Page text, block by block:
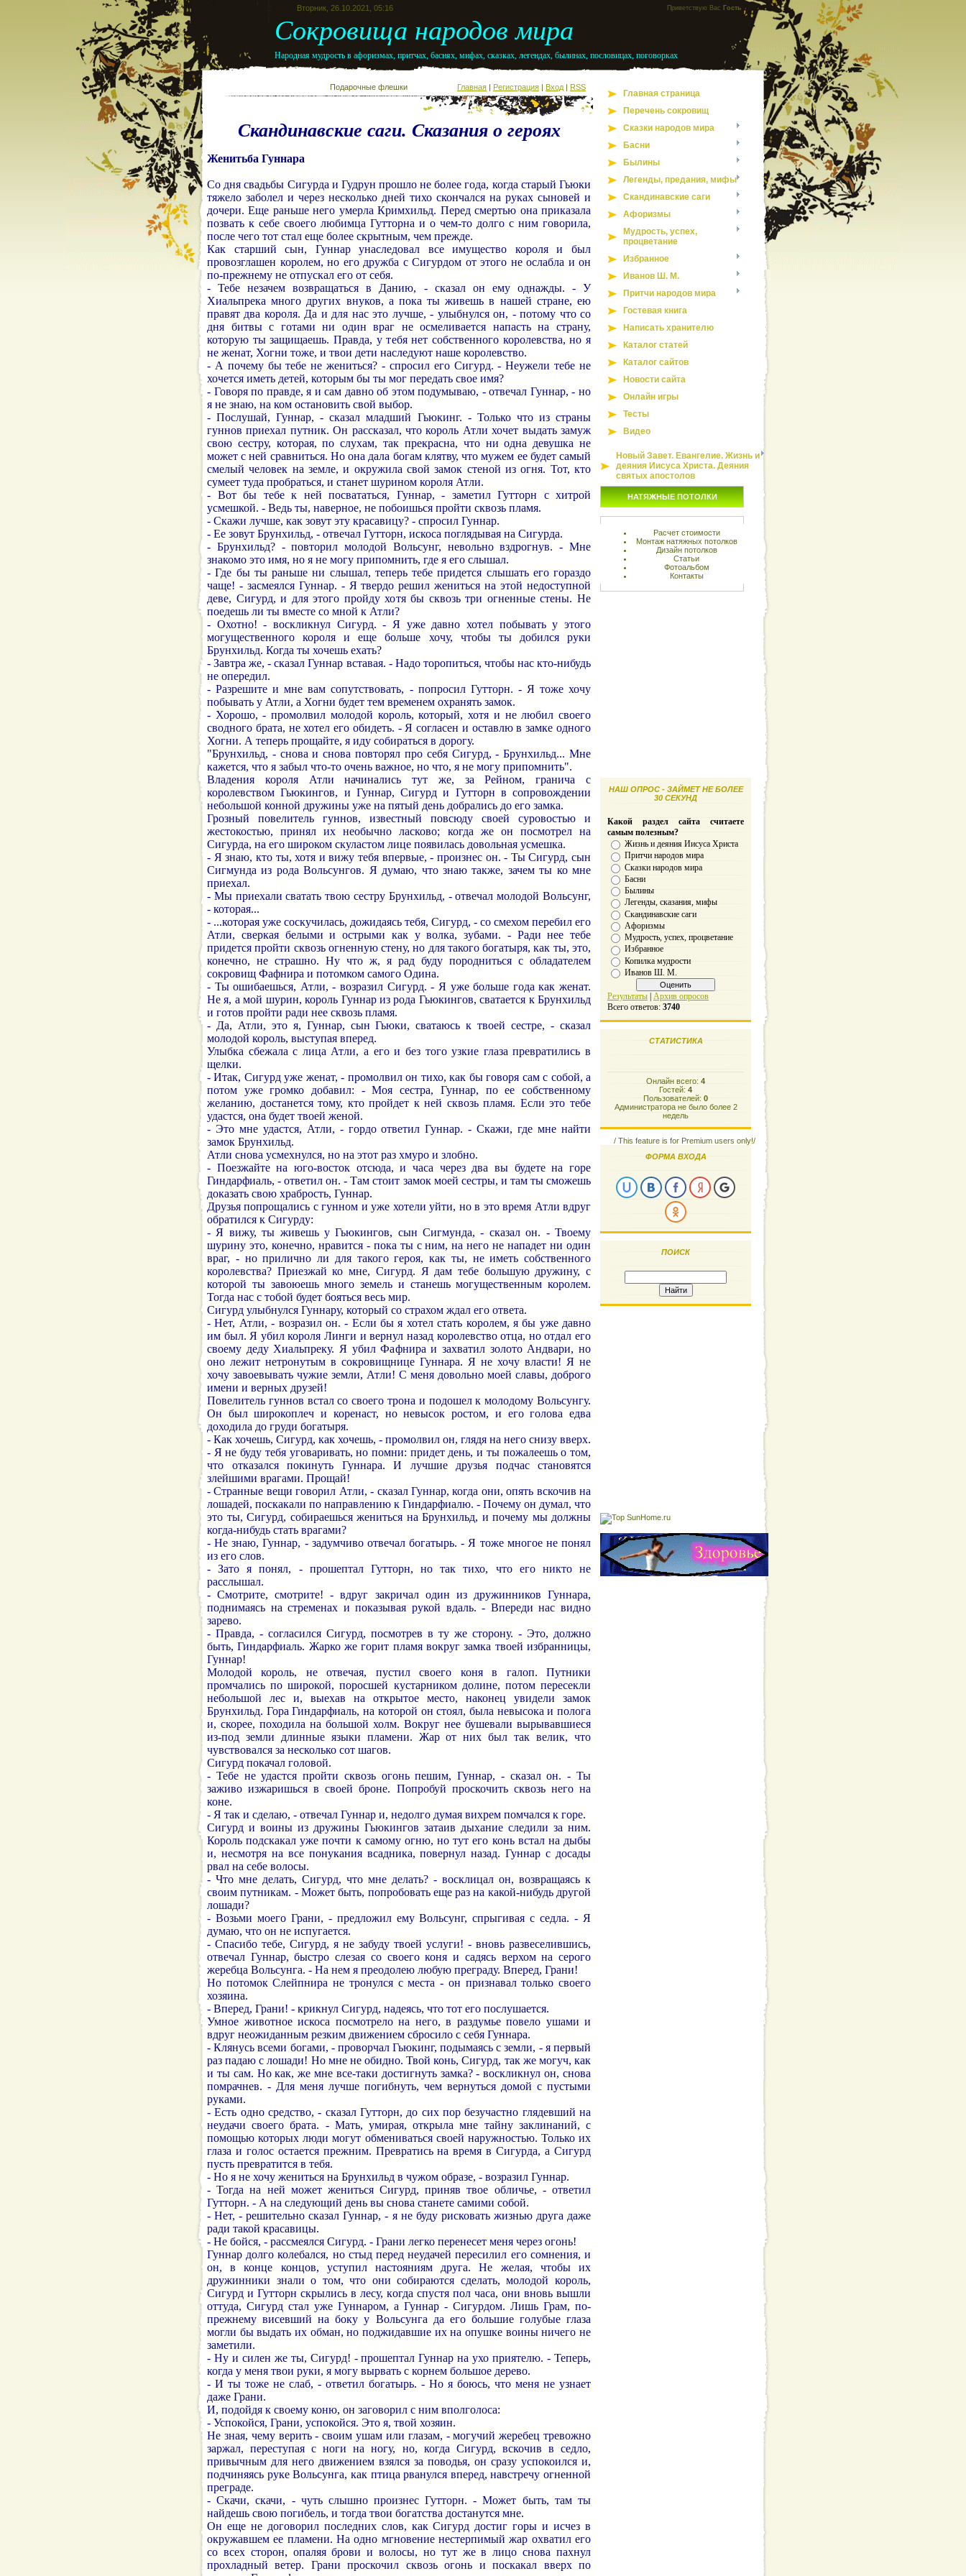
Вторник, 26.10.2021, 05:16 Приветствую Вас Гость
Сокровища народов мира
Народная мудрость в афоризмах, притчах, баснях, мифах, сказках, легендах, былинах, пословицах, поговорках
Подарочные флешки Главная | Регистрация | Вход | RSS
Скандинавские саги. Сказания о героях
Женитьба Гуннара
Со дня свадьбы Сигурда и Гудрун прошло не более года, когда старый Гьюки
тяжело заболел и через несколько дней тихо скончался на руках сыновей и
дочери. Еще раньше него умерла Кримхильд. Перед смертью она приказала
позвать к себе своего любимца Гутторна и о чем-то долго с ним говорила,
после чего тот стал еще более скрытным, чем прежде.
Как старший сын, Гуннар унаследовал все имущество короля и был
провозглашен королем, но его дружба с Сигурдом от этого не ослабла и он
по-прежнему не отпускал его от себя.
- Тебе незачем возвращаться в Данию, - сказал он ему однажды. - У
Хиальпрека много других внуков, а пока ты живешь в нашей стране, ею
правят два короля. Да и для нас это лучше, - улыбнулся он, - потому что со
дня битвы с готами ни один враг не осмеливается напасть на страну,
которую ты защищаешь. Правда, у тебя нет собственного королевства, но я
не женат, Хогни тоже, и твои дети наследуют наше королевство.
- А почему бы тебе не жениться? - спросил его Сигурд. - Неужели тебе не
хочется иметь детей, которым бы ты мог передать свое имя?
- Говоря по правде, я и сам давно об этом подумываю, - отвечал Гуннар, - но
я не знаю, на ком остановить свой выбор.
- Послушай, Гуннар, - сказал младший Гьюкинг. - Только что из страны
гуннов приехал путник. Он рассказал, что король Атли хочет выдать замуж
свою сестру, которая, по слухам, так прекрасна, что ни одна девушка не
может с ней сравниться. Но она дала богам клятву, что мужем ее будет самый
смелый человек на земле, и окружила свой замок стеной из огня. Тот, кто
сумеет туда пробраться, и станет шурином короля Атли.
- Вот бы тебе к ней посвататься, Гуннар, - заметил Гутторн с хитрой
усмешкой. - Ведь ты, наверное, не побоишься пройти сквозь пламя.
- Скажи лучше, как зовут эту красавицу? - спросил Гуннар.
- Ее зовут Брунхильд, - отвечал Гутторн, искоса поглядывая на Сигурда.
- Брунхильд? - повторил молодой Вольсунг, невольно вздрогнув. - Мне
знакомо это имя, но я не могу припомнить, где я его слышал.
- Где бы ты раньше ни слышал, теперь тебе придется слышать его гораздо
чаще! - засмеялся Гуннар. - Я твердо решил жениться на этой недоступной
деве, Сигурд, и для этого пройду хотя бы сквозь три огненные стены. Не
поедешь ли ты вместе со мной к Атли?
- Охотно! - воскликнул Сигурд. - Я уже давно хотел побывать у этого
могущественного короля и еще больше хочу, чтобы ты добился руки
Брунхильд. Когда ты хочешь ехать?
- Завтра же, - сказал Гуннар вставая. - Надо торопиться, чтобы нас кто-нибудь
не опередил.
- Разрешите и мне вам сопутствовать, - попросил Гутторн. - Я тоже хочу
побывать у Атли, а Хогни будет тем временем охранять замок.
- Хорошо, - промолвил молодой король, который, хотя и не любил своего
сводного брата, не хотел его обидеть. - Я согласен и оставлю в замке одного
Хогни. А теперь прощайте, я иду собираться в дорогу.
"Брунхильд, - снова и снова повторял про себя Сигурд, - Брунхильд... Мне
кажется, что я забыл что-то очень важное, но что, я не могу припомнить".
Владения короля Атли начинались тут же, за Рейном, гранича с
королевством Гьюкингов, и Гуннар, Сигурд и Гутторн в сопровождении
небольшой конной дружины уже на пятый день добрались до его замка.
Грозный повелитель гуннов, известный повсюду своей суровостью и
жестокостью, принял их необычно ласково; когда же он посмотрел на
Сигурда, на его широком скуластом лице появилась довольная усмешка.
- Я знаю, кто ты, хотя и вижу тебя впервые, - произнес он. - Ты Сигурд, сын
Сигмунда из рода Вольсунгов. Я думаю, что знаю также, зачем ты ко мне
приехал.
- Мы приехали сватать твою сестру Брунхильд, - отвечал молодой Вольсунг,
- которая...
- ...которая уже соскучилась, дожидаясь тебя, Сигурд, - со смехом перебил его
Атли, сверкая белыми и острыми как у волка, зубами. - Ради нее тебе
придется пройти сквозь огненную стену, но для такого богатыря, как ты, это,
конечно, не страшно. Ну что ж, я рад буду породниться с обладателем
сокровищ Фафнира и потомком самого Одина.
- Ты ошибаешься, Атли, - возразил Сигурд. - Я уже больше года как женат.
Не я, а мой шурин, король Гуннар из рода Гьюкингов, сватается к Брунхильд
и готов пройти ради нее сквозь пламя.
- Да, Атли, это я, Гуннар, сын Гьюки, сватаюсь к твоей сестре, - сказал
молодой король, выступая вперед.
Улыбка сбежала с лица Атли, а его и без того узкие глаза превратились в
щелки.
- Итак, Сигурд уже женат, - промолвил он тихо, как бы говоря сам с собой, а
потом уже громко добавил: - Моя сестра, Гуннар, по ее собственному
желанию, достанется тому, кто пройдет к ней сквозь пламя. Если это тебе
удастся, она будет твоей женой.
- Это мне удастся, Атли, - гордо ответил Гуннар. - Скажи, где мне найти
замок Брунхильд.
Атли снова усмехнулся, но на этот раз хмуро и злобно.
- Поезжайте на юго-восток отсюда, и часа через два вы будете на горе
Гиндарфиаль, - ответил он. - Там стоит замок моей сестры, и там ты сможешь
доказать свою храбрость, Гуннар.
Друзья попрощались с гунном и уже хотели уйти, но в это время Атли вдруг
обратился к Сигурду:
- Я вижу, ты живешь у Гьюкингов, сын Сигмунда, - сказал он. - Твоему
шурину это, конечно, нравится - пока ты с ним, на него не нападет ни один
враг, - но прилично ли для такого героя, как ты, не иметь собственного
королевства? Приезжай ко мне, Сигурд. Я дам тебе большую дружину, с
которой ты завоюешь много земель и станешь могущественным королем.
Тогда нас с тобой будет бояться весь мир.
Сигурд улыбнулся Гуннару, который со страхом ждал его ответа.
- Нет, Атли, - возразил он. - Если бы я хотел стать королем, я бы уже давно
им был. Я убил короля Линги и вернул назад королевство отца, но отдал его
своему деду Хиальпреку. Я убил Фафнира и захватил золото Андвари, но
оно лежит нетронутым в сокровищнице Гуннара. Я не хочу власти! Я не
хочу завоевывать чужие земли, Атли! С меня довольно моей славы, доброго
имени и верных друзей!
Повелитель гуннов встал со своего трона и подошел к молодому Вольсунгу.
Он был широкоплеч и коренаст, но невысок ростом, и его голова едва
доходила до груди богатыря.
- Как хочешь, Сигурд, как хочешь, - промолвил он, глядя на него снизу вверх.
- Я не буду тебя уговаривать, но помни: придет день, и ты пожалеешь о том,
что отказался покинуть Гуннара. И лучшие друзья подчас становятся
злейшими врагами. Прощай!
- Странные вещи говорил Атли, - сказал Гуннар, когда они, опять вскочив на
лошадей, поскакали по направлению к Гиндарфиалю. - Почему он думал, что
это ты, Сигурд, собираешься жениться на Брунхильд, и почему мы должны
когда-нибудь стать врагами?
- Не знаю, Гуннар, - задумчиво отвечал богатырь. - Я тоже многое не понял
из его слов.
- Зато я понял, - прошептал Гутторн, но так тихо, что его никто не
расслышал.
- Смотрите, смотрите! - вдруг закричал один из дружинников Гуннара,
поднимаясь на стременах и показывая рукой вдаль. - Впереди нас видно
зарево.
- Правда, - согласился Сигурд, посмотрев в ту же сторону. - Это, должно
быть, Гиндарфиаль. Жарко же горит пламя вокруг замка твоей избранницы,
Гуннар!
Молодой король, не отвечая, пустил своего коня в галоп. Путники
промчались по широкой, поросшей кустарником долине, потом пересекли
небольшой лес и, выехав на открытое место, наконец увидели замок
Брунхильд. Гора Гиндарфиаль, на которой он стоял, была невысока и полога
и, скорее, походила на большой холм. Вокруг нее бушевали вырывавшиеся
из-под земли длинные языки пламени. Жар от них был так велик, что
чувствовался за несколько сот шагов.
Сигурд покачал головой.
- Тебе не удастся пройти сквозь огонь пешим, Гуннар, - сказал он. - Ты
заживо изжаришься в своей броне. Попробуй проскочить сквозь него на
коне.
- Я так и сделаю, - отвечал Гуннар и, недолго думая вихрем помчался к горе.
Сигурд и воины из дружины Гьюкингов затаив дыхание следили за ним.
Король подскакал уже почти к самому огню, но тут его конь встал на дыбы
и, несмотря на все понукания всадника, повернул назад. Гуннар с досады
рвал на себе волосы.
- Что мне делать, Сигурд, что мне делать? - восклицал он, возвращаясь к
своим путникам. - Может быть, попробовать еще раз на какой-нибудь другой
лошади?
- Возьми моего Грани, - предложил ему Вольсунг, спрыгивая с седла. - Я
думаю, что он не испугается.
- Спасибо тебе, Сигурд, я не забуду твоей услуги! - вновь развеселившись,
отвечал Гуннар, быстро слезая со своего коня и садясь верхом на серого
жеребца Вольсунга. - На нем я преодолею любую преграду. Вперед, Грани!
Но потомок Слейпнира не тронулся с места - он признавал только своего
хозяина.
- Вперед, Грани! - крикнул Сигурд, надеясь, что тот его послушается.
Умное животное искоса посмотрело на него, в раздумье повело ушами и
вдруг неожиданным резким движением сбросило с себя Гуннара.
- Клянусь всеми богами, - проворчал Гьюкинг, подымаясь с земли, - я первый
раз падаю с лошади! Но мне не обидно. Твой конь, Сигурд, так же могуч, как
и ты сам. Но как, же мне все-таки достигнуть замка? - воскликнул он, снова
помрачнев. - Для меня лучше погибнуть, чем вернуться домой с пустыми
руками.
- Есть одно средство, - сказал Гутторн, до сих пор безучастно глядевший на
неудачи своего брата. - Мать, умирая, открыла мне тайну заклинаний, с
помощью которых люди могут обмениваться своей наружностью. Только их
глаза и голос остается прежним. Превратись на время в Сигурда, а Сигурд
пусть превратится в тебя.
- Но я не хочу жениться на Брунхильд в чужом образе, - возразил Гуннар.
- Тогда на ней может жениться Сигурд, приняв твое обличье, - ответил
Гутторн. - А на следующий день вы снова станете самими собой.
- Нет, - решительно сказал Гуннар, - я не буду рисковать жизнью друга даже
ради такой красавицы.
- Не бойся, - рассмеялся Сигурд. - Грани легко перенесет меня через огонь!
Гуннар долго колебался, но стыд перед неудачей пересилил его сомнения, и
он, в конце концов, уступил настояниям друга. Не желая, чтобы их
дружинники знали о том, что они собираются сделать, молодой король,
Сигурд и Гутторн скрылись в лесу, когда спустя пол часа, они вновь вышли
оттуда, Сигурд стал уже Гуннаром, а Гуннар - Сигурдом. Лишь Грам, по-
прежнему висевший на боку у Вольсунга да его большие голубые глаза
могли бы выдать их обман, но поджидавшие их на опушке воины ничего не
заметили.
- Ну и силен же ты, Сигурд! - прошептал Гуннар на ухо приятелю. - Теперь,
когда у меня твои руки, я могу вырвать с корнем большое дерево.
- И ты тоже не слаб, - ответил богатырь. - Но я боюсь, что меня не узнает
даже Грани.
И, подойдя к своему коню, он заговорил с ним вполголоса:
- Успокойся, Грани, успокойся. Это я, твой хозяин.
Не зная, чему верить - своим ушам или глазам, - могучий жеребец тревожно
заржал, переступая с ноги на ногу, но, когда Сигурд, вскочив в седло,
привычным для него движением взялся за поводья, он сразу успокоился и,
подчиняясь руке Вольсунга, как птица рванулся вперед, навстречу огненной
преграде.
- Скачи, скачи, - чуть слышно произнес Гутторн. - Может быть, там ты
найдешь свою погибель, и тогда твои богатства достанутся мне.
Он еще не договорил последних слов, как Сигурд достиг горы и исчез в
окружавшем ее пламени. На одно мгновение нестерпимый жар охватил его
со всех сторон, опаляя брови и волосы, но тут же в лицо снова пахнул
прохладный ветер. Грани проскочил сквозь огонь и поскакал вверх по
Главная страница
Перечень сокровищ
Сказки народов мира
Басни
Былины
Легенды, предания, мифы
Скандинавские саги
Афоризмы
Мудрость, успех,
процветание
Избранное
Иванов Ш. М.
Притчи народов мира
Гостевая книга
Написать хранителю
Каталог статей
Каталог сайтов
Новости сайта
Онлайн игры
Тесты
Видео
Новый Завет. Евангелие. Жизнь и
деяния Иисуса Христа. Деяния
святых апостолов
НАТЯЖНЫЕ ПОТОЛКИ
Расчет стоимости
Монтаж натяжных потолков
Дизайн потолков
Статьи
Фотоальбом
Контакты
НАШ ОПРОС - ЗАЙМЕТ НЕ БОЛЕЕ
30 СЕКУНД
Какой раздел сайта считаете
самым полезным?
Жизнь и деяния Иисуса Христа
Притчи народов мира
Сказки народов мира
Басни
Былины
Легенды, сказания, мифы
Скандинавские саги
Афоризмы
Мудрость, успех, процветание
Избранное
Копилка мудрости
Иванов Ш. М.
Результаты Архив опросов
Всего ответов: 3740
СТАТИСТИКА
Онлайн всего: 4
Гостей: 4
Пользователей: 0
Администратора не было более 2
недель
/ This feature is for Premium users only!/
ФОРМА ВХОДА
ПОИСК